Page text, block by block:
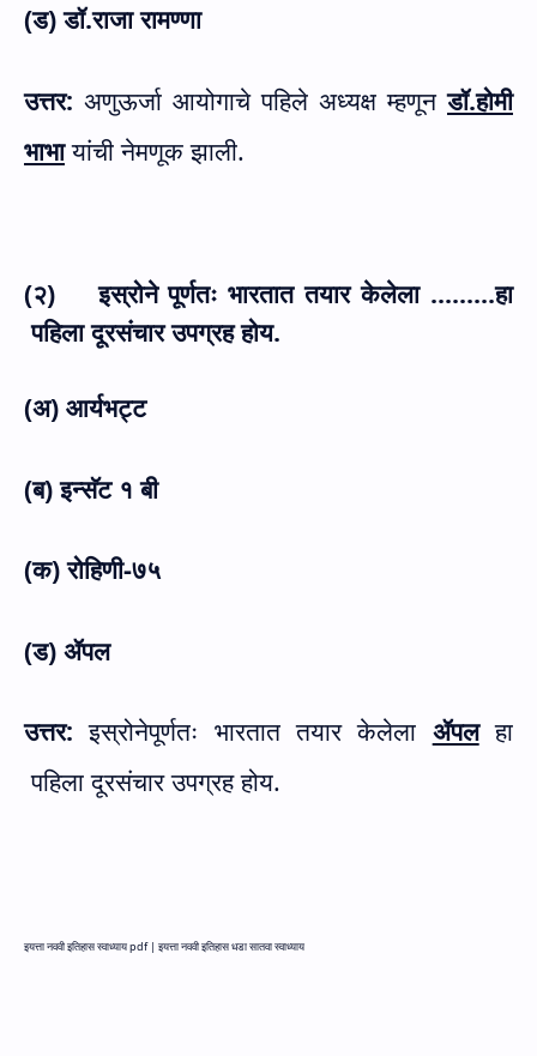
(ड) डॉ.राजा रामण्णा
उत्तर: अणुऊर्जा आयोगाचे पहिले अध्यक्ष म्हणूनडॉ.होमी
भाभायांची नेमणूक झाली.
(२)
इस्रोने पूर्णतः भारतात तयार केलेला .........हा
पहिला दूरसंचार उपग्रह होय.
(अ) आर्यभट्ट
(ब) इन्सॅट १ बी
(क) रोहिणी-७५
(ड) ॲपल
उत्तर: इस्रोनेपूर्णतः भारतात तयार केलेला ॲपलहा
पहिला दूरसंचार उपग्रह होय.
इयत्ता नववी इतिहास स्वाध्याय pdf | इयत्ता नववी इतिहास धडा सातवा स्वाध्याय